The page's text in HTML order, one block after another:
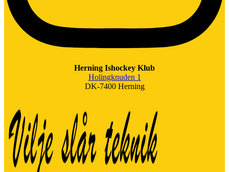
Herning Ishockey Klub
Holingknuden 1
DK-7400 Herning